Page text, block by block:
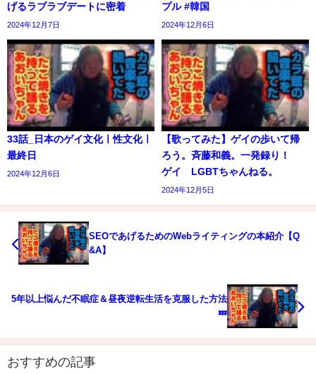
げるラブラブデートに密着
2024年12月7日
プル #韓国
2024年12月6日
33話_日本のゲイ文化ㅣ性文化ㅣ
最終日
2024年12月6日
【歌ってみた】ゲイの歩いて帰
ろう。斉藤和義。一発録り！
ゲイ LGBTちゃんねる。
2024年12月5日
SEOであげるためのWebライティングの本紹介【Q
&A】
5年以上悩んだ不眠症＆昼夜逆転生活を克服した方法
💤
おすすめの記事